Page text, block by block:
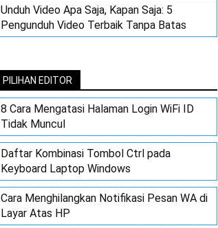
Unduh Video Apa Saja, Kapan Saja: 5
Pengunduh Video Terbaik Tanpa Batas
PILIHAN EDITOR
8 Cara Mengatasi Halaman Login WiFi ID
Tidak Muncul
Daftar Kombinasi Tombol Ctrl pada
Keyboard Laptop Windows
Cara Menghilangkan Notifikasi Pesan WA di
Layar Atas HP